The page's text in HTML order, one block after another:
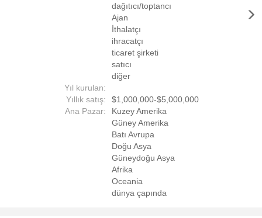
dağıtıcı/toptancı
Ajan
İthalatçı
ihracatçı
ticaret şirketi
satıcı
diğer
Yıl kurulan:
Yıllık satış:
$1,000,000-$5,000,000
Ana Pazar:
Kuzey Amerika
Güney Amerika
Batı Avrupa
Doğu Asya
Güneydoğu Asya
Afrika
Oceania
dünya çapında